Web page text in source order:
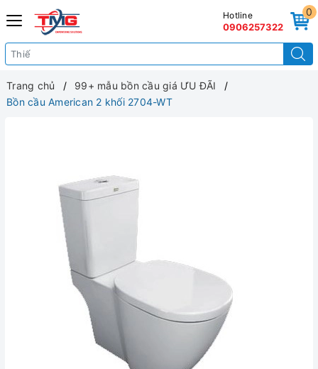
0
Hotline
0906257322
Trang chủ
99+ mẫu bồn cầu giá ƯU ĐÃI
Bồn cầu American 2 khối 2704-WT